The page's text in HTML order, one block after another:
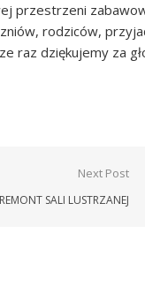
przestrzeni
rodziców,
raz dziękujemy za
Next Post
REMONT SALI LUSTRZANEJ